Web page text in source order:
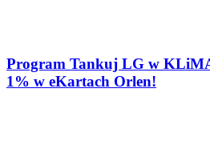
Program Tankuj LG w
1% w eKartach Orlen!